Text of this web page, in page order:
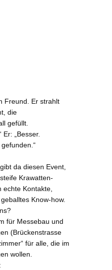
Freund. Er strahlt
die
gefüllt.
Er: „Besser.
da diesen Event,
Krawatten-
echte Kontakte,
Know-how.
für Messebau und
(Brückenstrasse
für alle, die im
wollen.